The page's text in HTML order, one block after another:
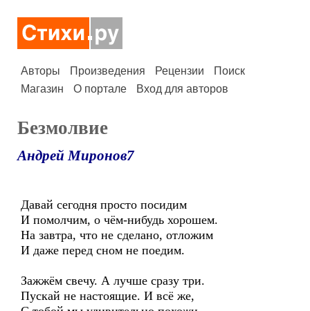
Авторы Произведения Рецензии
Поиск
Магазин
О портале Вход для авторов
Безмолвие
Андрей Миронов7
Давай сегодня просто посидим
И помолчим, о чём-нибудь хорошем.
На завтра, что не сделано, отложим
И даже перед сном не поедим.
Зажжём свечу. А лучше сразу три.
Пускай не настоящие. И всё же,